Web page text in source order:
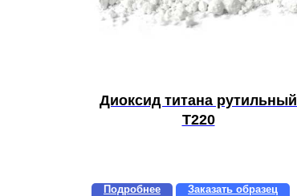
Диоксид титана рутильный
T220
Подробнее Заказать образец